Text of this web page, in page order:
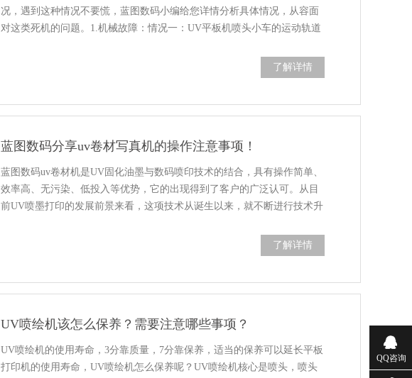
况，遇到这种情况不要慌，蓝图数码小编给您详情分析具体情况，从容面
对这类死机的问题。1.机械故障：情况一：UV平板机喷头小车的运动轨道
了解详情
蓝图数码分享uv卷材写真机的操作注意事项！
蓝图数码uv卷材机是UV固化油墨与数码喷印技术的结合，具有操作简单、
效率高、无污染、低投入等优势，它的出现得到了客户的广泛认可。从目
前UV喷墨打印的发展前景来看，这项技术从诞生以来，就不断进行技术升
了解详情
UV喷绘机该怎么保养？需要注意哪些事项？
UV喷绘机的使用寿命，3分靠质量，7分靠保养，适当的保养可以延长平板
打印机的使用寿命，UV喷绘机怎么保养呢？UV喷绘机核心是喷头，喷头
QQ咨询